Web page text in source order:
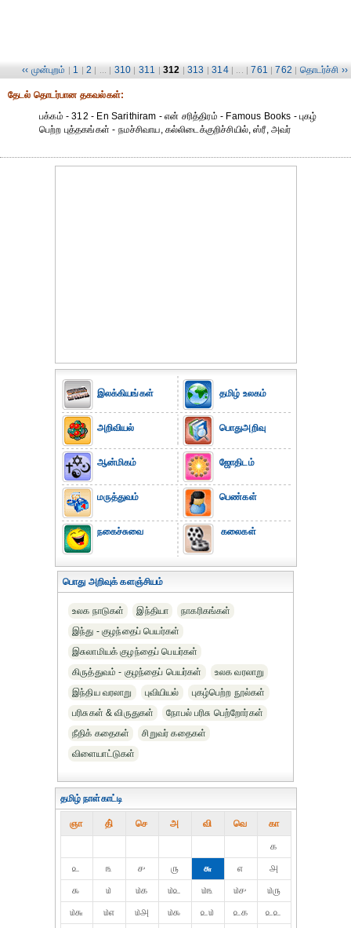
‹‹ முன்புறம் | 1 | 2 | ... | 310 | 311 | 312 | 313 | 314 | ... | 761 | 762 | தொடர்ச்சி ››
தேட‌ல் தொட‌ர்பான தகவ‌ல்க‌ள்:
பக்கம் - 312 - En Sarithiram - என் சரித்திரம் - Famous Books - புகழ்
பெற்ற புத்தகங்கள் - நமச்சிவாய, கல்லிடைக்குறிச்சியில், ஸ்ரீ, அவர்
இலக்கியங்கள்
அறிவியல்
ஆன்மிகம்
மருத்துவம்
நகைச்சுவை
தமிழ் உலகம்
பொதுஅறிவு
ஜோதிடம்
பெண்கள்
கலைகள்
பொது அறிவுக் களஞ்சியம்
உலக நாடுகள் இந்தியா
நாகரிகங்கள்
இந்து - குழந்தைப் பெயர்கள்
இசுலாமியக் குழந்தைப் பெயர்கள்
கிருத்துவம் - குழந்தைப் பெயர்கள்
உலக வரலாறு
இந்திய வரலாறு
புவியியல்
புகழ்பெற்ற நூல்கள்
பரிசுகள் & விருதுகள்
நோபல் பரிசு‎ பெற்றோர்‎கள்
நீதிக் கதைகள்
சிறுவர் கதைகள்
விளையாட்டுகள்
தமிழ் நாள்காட்டி
ஞா தி் செ அ வி வெ கா
௧
௨
௩ ௪ ௫ ௬ ௭
௮
௯
௰ ௰௧ ௰௨ ௰௩ ௰௪
௰௫
௰௬
௰௭ ௰௮ ௰௯ ௨௰ ௨௧
௨௨